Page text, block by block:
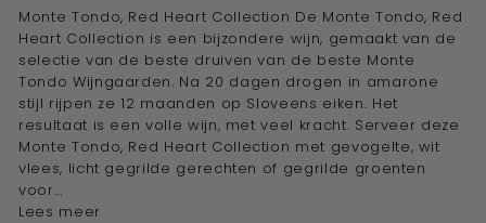
u
r''
Monte Tondo, Red Heart Collection De Monte Tondo, Red
Heart Collection is een bijzondere wijn, gemaakt van de
selectie van de beste druiven van de beste Monte
Tondo Wijngaarden. Na 20 dagen drogen in amarone
stijl rijpen ze 12 maanden op Sloveens eiken. Het
resultaat is een volle wijn, met veel kracht. Serveer deze
Monte Tondo, Red Heart Collection met gevogelte, wit
vlees, licht gegrilde gerechten of gegrilde groenten
voor...
Lees meer